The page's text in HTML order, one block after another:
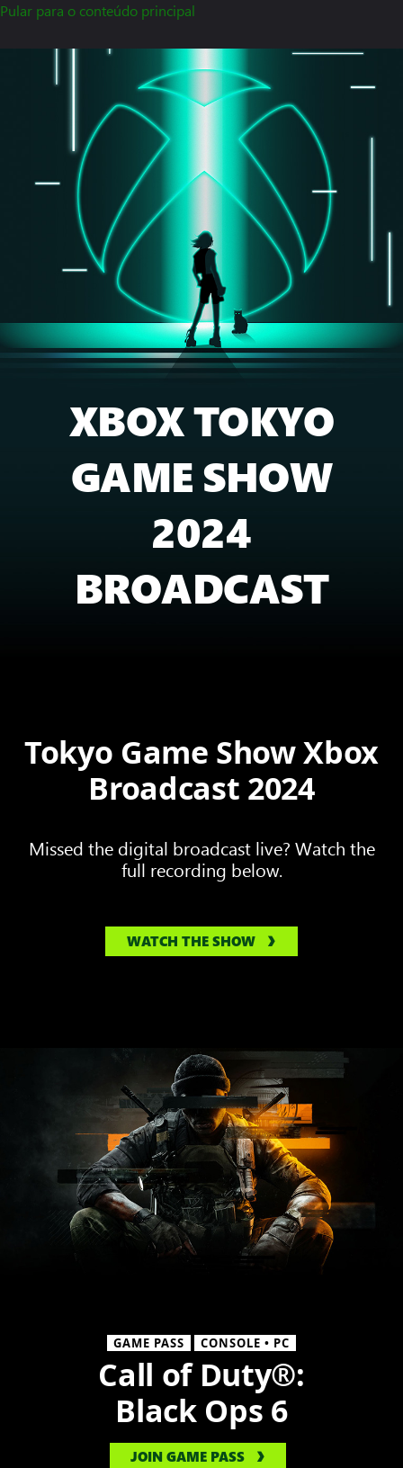
Pular para o conteúdo principal
XBOX TOKYO
GAME SHOW
2024
BROADCAST
Tokyo Game Show Xbox
Broadcast 2024
Missed the digital broadcast live? Watch the
full recording below.
WATCH THE SHOW
GAME PASS CONSOLE • PC
Call of Duty®:
Black Ops 6
JOIN GAME PASS